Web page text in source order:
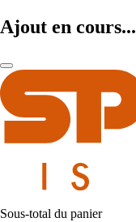
Ajout en cours...
Sous-total du panier